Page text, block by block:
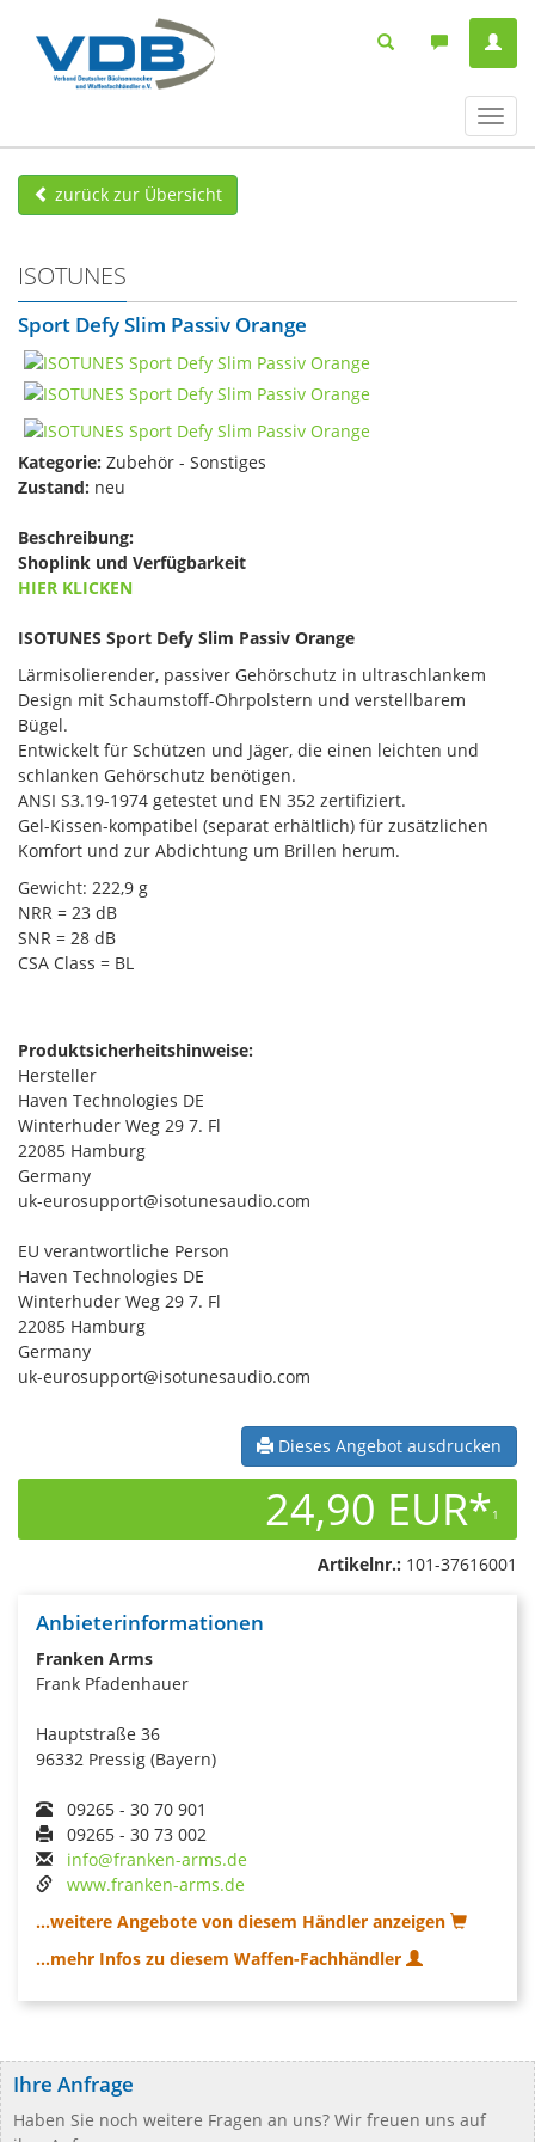
ein-/
zurück zur Übersicht
ISOTUNES
Sport Defy Slim Passiv Orange
Kategorie: Zubehör - Sonstiges
Zustand: neu
Beschreibung:
Shoplink und Verfügbarkeit
HIER KLICKEN
ISOTUNES Sport Defy Slim Passiv Orange
Lärmisolierender, passiver Gehörschutz in ultraschlankem
Design mit Schaumstoff-Ohrpolstern und verstellbarem
Bügel.
Entwickelt für Schützen und Jäger, die einen leichten und
schlanken Gehörschutz benötigen.
ANSI S3.19-1974 getestet und EN 352 zertifiziert.
Gel-Kissen-kompatibel (separat erhältlich) für zusätzlichen
Komfort und zur Abdichtung um Brillen herum.
Gewicht: 222,9 g
NRR = 23 dB
SNR = 28 dB
CSA Class = BL
Produktsicherheitshinweise:
Hersteller
Haven Technologies DE
Winterhuder Weg 29 7. Fl
22085 Hamburg
Germany
uk-eurosupport@isotunesaudio.com
EU verantwortliche Person
Haven Technologies DE
Winterhuder Weg 29 7. Fl
22085 Hamburg
Germany
uk-eurosupport@isotunesaudio.com
Dieses Angebot ausdrucken
24,90 EUR*1
Artikelnr.: 101-37616001
Anbieterinformationen
Franken Arms
Frank Pfadenhauer
Hauptstraße 36
96332 Pressig (Bayern)
09265 - 30 70 901
09265 - 30 73 002
info@franken-arms.de
www.franken-arms.de
...weitere Angebote von diesem Händler anzeigen
...mehr Infos zu diesem Waffen-Fachhändler
Ihre Anfrage
Haben Sie noch weitere Fragen an uns? Wir freuen uns auf